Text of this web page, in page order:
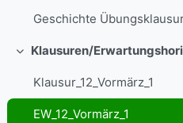
Свернуть
Klausur_12_Vormärz_1
EW_12_Vormärz_1